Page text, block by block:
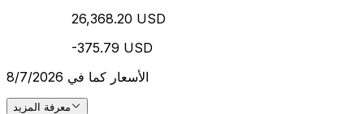
26,368.20 USD
-375.79 USD
الأسعار كما في 8/7/2026
معرفة المزيد